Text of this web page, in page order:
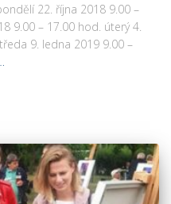
22. října 2018 9.00 –
9.00 – 17.00 hod. úterý 4.
9. ledna 2019 9.00 –